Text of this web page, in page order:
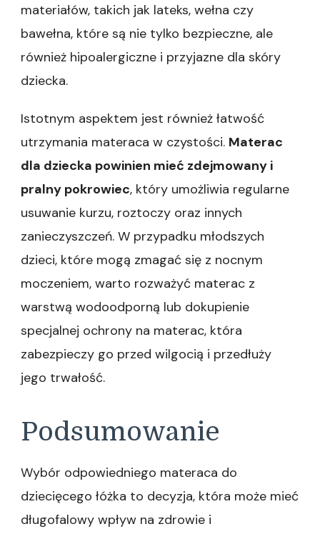
materiałów, takich jak lateks, wełna czy
bawełna, które są nie tylko bezpieczne, ale
również hipoalergiczne i przyjazne dla skóry
dziecka.
Istotnym aspektem jest również łatwość
utrzymania materaca w czystości. Materac
dla dziecka powinien mieć zdejmowany i
pralny pokrowiec, który umożliwia regularne
usuwanie kurzu, roztoczy oraz innych
zanieczyszczeń. W przypadku młodszych
dzieci, które mogą zmagać się z nocnym
moczeniem, warto rozważyć materac z
warstwą wodoodporną lub dokupienie
specjalnej ochrony na materac, która
zabezpieczy go przed wilgocią i przedłuży
jego trwałość.
Podsumowanie
Wybór odpowiedniego materaca do
dziecięcego łóżka to decyzja, która może mieć
długofalowy wpływ na zdrowie i